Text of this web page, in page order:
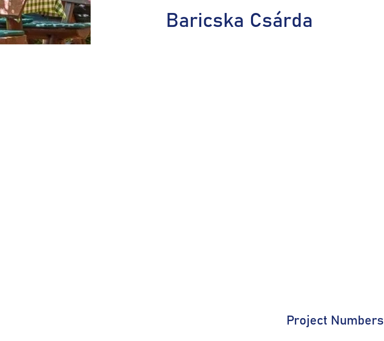
Baricska Csárda
Project Numbers